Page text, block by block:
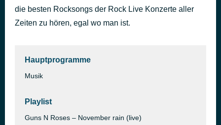
The Memory Remains
Metallica
vor 48 Minuten
Good Morning Little Schoolgirl (live)
die besten Rocksongs der Rock Live Konzerte aller
Zeiten zu hören, egal wo man ist.
Hauptprogramme
Musik
Playlist
Guns N Roses – November rain (live)